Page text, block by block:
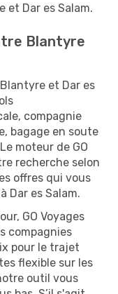
et Dar es Salam.
Blantyre
et Dar es
compagnie
bagage en soute
moteur de GO
recherche selon
offres qui vous
Dar es Salam.
GO Voyages
compagnies
pour le trajet
flexible sur les
outil vous